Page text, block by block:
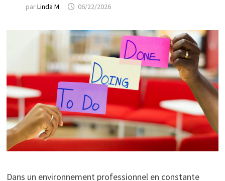
parLinda M. 06/22/2026
Dans un environnement professionnel en constante